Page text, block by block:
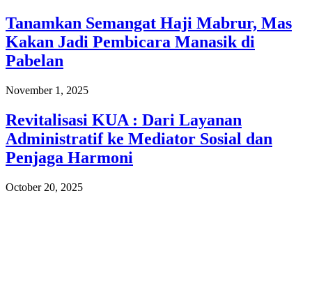
Tanamkan Semangat Haji Mabrur, Mas
Kakan Jadi Pembicara Manasik di
Pabelan
November 1, 2025
Revitalisasi KUA : Dari Layanan
Administratif ke Mediator Sosial dan
Penjaga Harmoni
October 20, 2025